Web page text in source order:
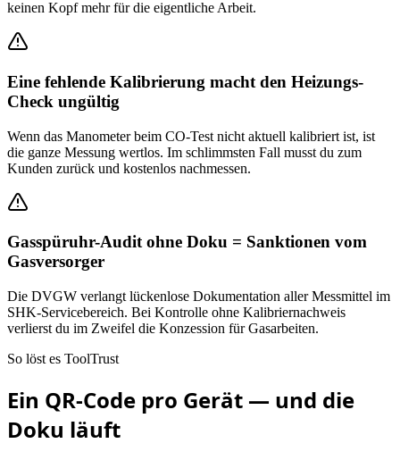
keinen Kopf mehr für die eigentliche Arbeit.
Eine fehlende Kalibrierung macht den Heizungs-
Check ungültig
Wenn das Manometer beim CO-Test nicht aktuell kalibriert ist, ist
die ganze Messung wertlos. Im schlimmsten Fall musst du zum
Kunden zurück und kostenlos nachmessen.
Gasspüruhr-Audit ohne Doku = Sanktionen vom
Gasversorger
Die DVGW verlangt lückenlose Dokumentation aller Messmittel im
SHK-Servicebereich. Bei Kontrolle ohne Kalibriernachweis
verlierst du im Zweifel die Konzession für Gasarbeiten.
So löst es ToolTrust
Ein QR-Code pro Gerät — und die
Doku läuft